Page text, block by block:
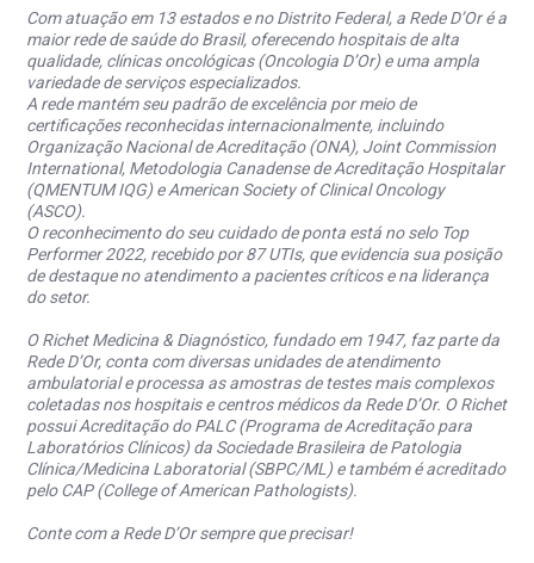
Com atuação em 13 estados e no Distrito Federal, a Rede D’Or é a
maior rede de saúde do Brasil, oferecendo hospitais de alta
qualidade, clínicas oncológicas (Oncologia D’Or) e uma ampla
variedade de serviços especializados.
A rede mantém seu padrão de excelência por meio de
certificações reconhecidas internacionalmente, incluindo
Organização Nacional de Acreditação (ONA), Joint Commission
International, Metodologia Canadense de Acreditação Hospitalar
(QMENTUM IQG) e American Society of Clinical Oncology
(ASCO).
O reconhecimento do seu cuidado de ponta está no selo Top
Performer 2022, recebido por 87 UTIs, que evidencia sua posição
de destaque no atendimento a pacientes críticos e na liderança
do setor.
O Richet Medicina & Diagnóstico, fundado em 1947, faz parte da
Rede D’Or, conta com diversas unidades de atendimento
ambulatorial e processa as amostras de testes mais complexos
coletadas nos hospitais e centros médicos da Rede D’Or. O Richet
possui Acreditação do PALC (Programa de Acreditação para
Laboratórios Clínicos) da Sociedade Brasileira de Patologia
Clínica/Medicina Laboratorial (SBPC/ML) e também é acreditado
pelo CAP (College of American Pathologists).
Conte com a Rede D’Or sempre que precisar!